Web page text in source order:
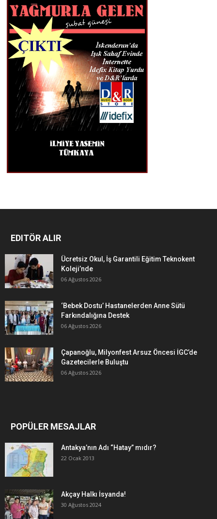
EDITÖR ALIR
Ücretsiz Okul, İş Garantili Eğitim Teknokent
Koleji’nde
06 Ağustos 2026
‘Bebek Dostu’ Hastanelerden Anne Sütü
Farkındalığına Destek
06 Ağustos 2026
Çapanoğlu, Milyonfest Arsuz Öncesi İGC’de
Gazetecilerle Buluştu
06 Ağustos 2026
POPÜLER MESAJLAR
Antakya’nın Adı “Hatay” mıdır?
22 Ocak 2013
Akçay Halkı İsyanda!
30 Ağustos 2024